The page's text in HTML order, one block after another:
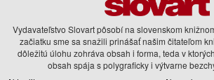
Vydavateľstvo Slovart pôsobí na slovenskom
začiatku sme sa snažili prinášať našim čitateľom
dôležitú úlohu zohráva obsah i forma, teda v
obsah spája s polygraficky i výtvarne